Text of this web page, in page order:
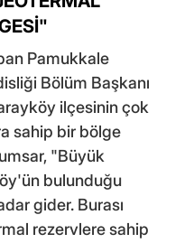
Pamukkale
Bölüm Başkanı
ilçesinin çok
sahip bir bölge
"Büyük
bulunduğu
gider. Burası
rezervlere sahip